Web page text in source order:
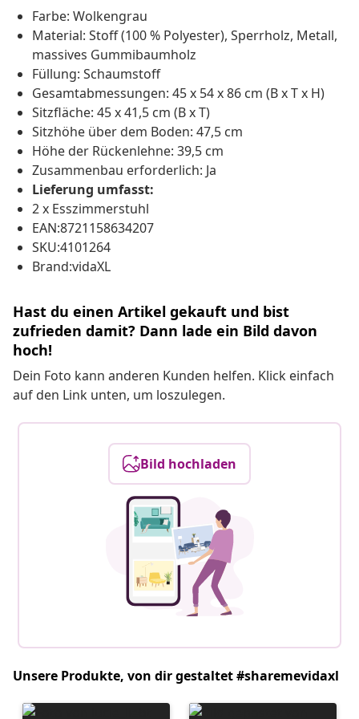
Farbe: Wolkengrau
Material: Stoff (100 % Polyester), Sperrholz, Metall,
massives Gummibaumholz
Füllung: Schaumstoff
Gesamtabmessungen: 45 x 54 x 86 cm (B x T x H)
Sitzfläche: 45 x 41,5 cm (B x T)
Sitzhöhe über dem Boden: 47,5 cm
Höhe der Rückenlehne: 39,5 cm
Zusammenbau erforderlich: Ja
Lieferung umfasst:
2 x Esszimmerstuhl
EAN:8721158634207
SKU:4101264
Brand:vidaXL
Hast du einen Artikel gekauft und bist
zufrieden damit? Dann lade ein Bild davon
hoch!
Dein Foto kann anderen Kunden helfen. Klick einfach
auf den Link unten, um loszulegen.
Bild hochladen
Unsere Produkte, von dir gestaltet #sharemevidaxl